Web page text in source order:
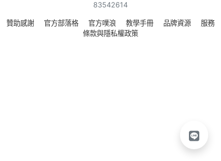
83542614
贊助感謝 官方部落格 官方噗浪 教學手冊 品牌資源
服務
條款與隱私權政策